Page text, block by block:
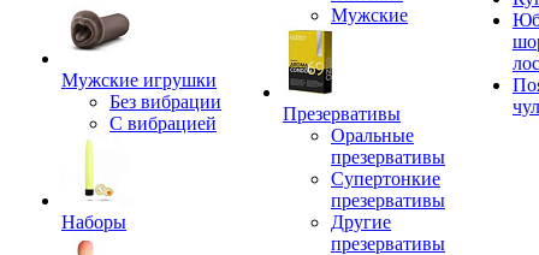
Мужские игрушки
Без вибрации
С вибрацией
Наборы
Мужские
Презервативы
Оральные
презервативы
Супертонкие
презервативы
Другие
презервативы